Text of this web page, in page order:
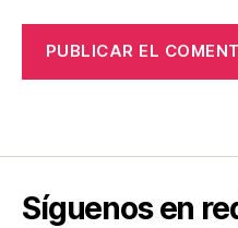
Síguenos en